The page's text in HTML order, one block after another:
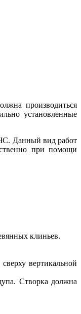
производиться
установленные
Данный вид работ
при помощи
клиньев.
вертикальной
Створка должна